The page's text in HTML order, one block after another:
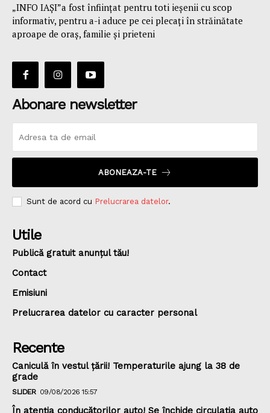
„INFO IAȘI”a fost înfiinţat pentru toti ieşenii cu scop
informativ, pentru a-i aduce pe cei plecaţi în străinătate
aproape de oraş, familie și prieteni
Abonare newsletter
ABONEAZA-TE
Sunt de acord cu Prelucrarea datelor.
Utile
Publică gratuit anunțul tău!
Contact
Emisiuni
Prelucrarea datelor cu caracter personal
Recente
Caniculă în vestul țării! Temperaturile ajung la 38 de
grade
SLIDER 09/08/2026 15:57
În atenția conducătorilor auto! Se închide circulația auto